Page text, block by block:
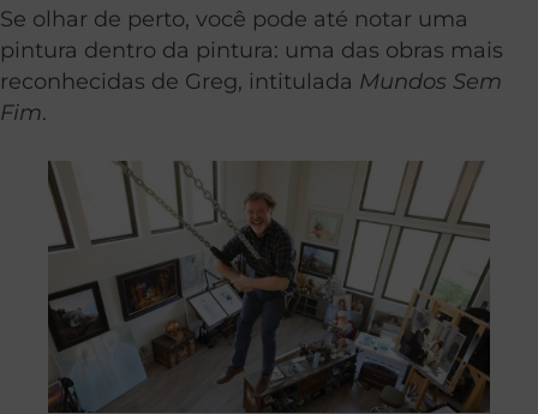
Se olhar de perto, você pode até notar uma
pintura dentro da pintura: uma das obras mais
reconhecidas de Greg, intitulada Mundos Sem
Fim.